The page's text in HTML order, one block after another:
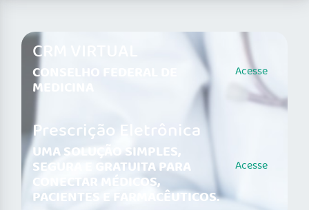
CRM VIRTUAL
CONSELHO FEDERAL DE
MEDICINA
Acesse
Prescrição Eletrônica
UMA SOLUÇÃO SIMPLES,
SEGURA E GRATUITA PARA
CONECTAR MÉDICOS,
PACIENTES E FARMACÊUTICOS.
Acesse